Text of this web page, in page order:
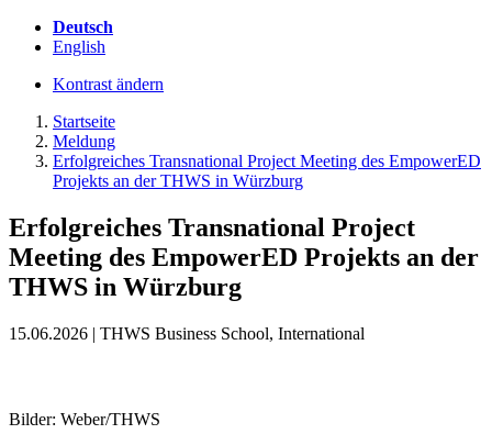
Deutsch
English
Kontrast ändern
Startseite
Meldung
Erfolgreiches Transnational Project Meeting des EmpowerED
Projekts an der THWS in Würzburg
Erfolgreiches Transnational Project
Meeting des EmpowerED Projekts an der
THWS in Würzburg
15.06.2026 | THWS Business School, International
Bilder: Weber/THWS